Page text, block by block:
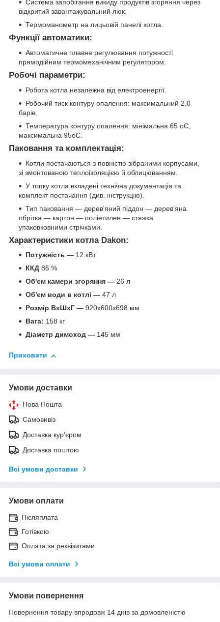
Система запобігання викиду продуктів згоряння через
відкритий завантажувальний люк.
Термоманометр на лицьовій панелі котла.
Функції автоматики:
Автоматичне плавне регулювання потужності
прямодійним термомеханічним регулятором.
Робочі параметри:
Робота котла незалежна від електроенергії.
Робочий тиск контуру опалення: максимальний 2,0
барів.
Температура контуру опалення: мінімальна 65 oC,
максимальна 95oC.
Паковання та комплектація:
Котли постачаються з повністю зібраними корпусами,
зі змонтованою теплоізоляцією й облицюванням.
У топку котла вкладені технічна документація та
комплект постачання (див. інструкцію).
Тип паковання — дерев'яний піддон — дерев'яна
обрітка — картон — поліетилен — стяжка
упаковковними стрічками.
Характеристики котла Dakon:
Потужність — 12 кВт
ККД 86 %
Об'єм камери згоряння — 26 л
Об'єм води в котлі — 47 л
Розмір ВхШхГ — 920х600х698 мм
Вага: 158 кг
Діаметр димоход — 145 мм
Приховати
Умови доставки
Нова Пошта
Самовивіз
Доставка кур'єром
Доставка поштою
Всі умови доставки
Умови оплати
Післяплата
Готівкою
Оплата за реквізитами
Всі умови оплати
Умови повернення
Повернення товару впродовж 14 днів за домовленістю